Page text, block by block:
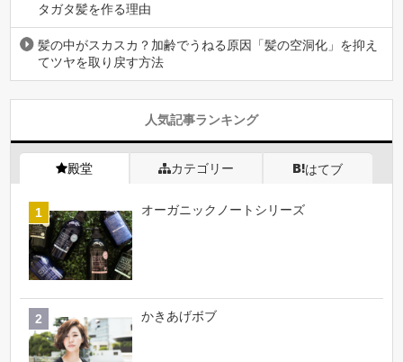
タガタ髪を作る理由
髪の中がスカスカ？加齢でうねる原因「髪の空洞化」を抑え
てツヤを取り戻す方法
人気記事ランキング
殿堂 カテゴリー はてブ
オーガニックノートシリーズ
かきあげボブ